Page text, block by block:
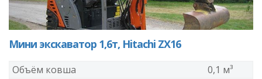
Мини экскаватор 1,6т, Hitachi ZX16
Объём ковша
0,1 м³